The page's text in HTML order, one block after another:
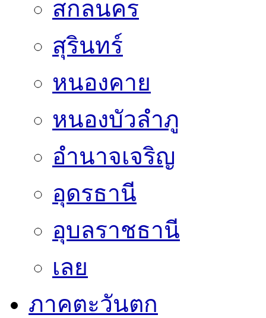
สกลนคร
สุรินทร์
หนองคาย
หนองบัวลำภู
อำนาจเจริญ
อุดรธานี
อุบลราชธานี
เลย
ภาคตะวันตก